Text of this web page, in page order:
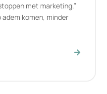
met marketing.”
adem komen, minder